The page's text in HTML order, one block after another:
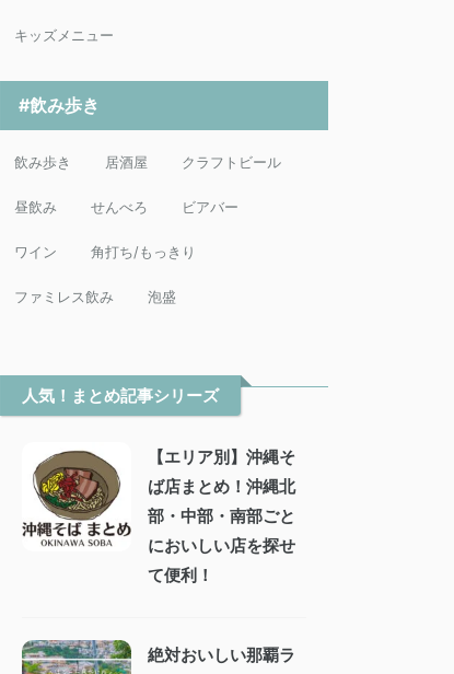
キッズメニュー
#飲み歩き
飲み歩き 居酒屋 クラフトビール
昼飲み せんべろ ビアバー
ワイン 角打ち/もっきり
ファミレス飲み 泡盛
人気！まとめ記事シリーズ
【エリア別】沖縄そ
ば店まとめ！沖縄北
部・中部・南部ごと
においしい店を探せ
て便利！
絶対おいしい那覇ラ